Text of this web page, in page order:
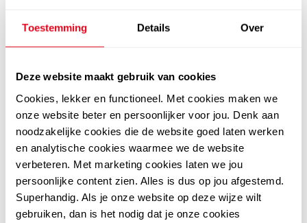
Toestemming Details Over
Deze website maakt gebruik van cookies
Cookies, lekker en functioneel. Met cookies maken we
onze website beter en persoonlijker voor jou. Denk aan
noodzakelijke cookies die de website goed laten werken
en analytische cookies waarmee we de website
verbeteren. Met marketing cookies laten we jou
persoonlijke content zien. Alles is dus op jou afgestemd.
Superhandig. Als je onze website op deze wijze wilt
gebruiken, dan is het nodig dat je onze cookies
Puma Phase gymtas
zwart 6 liter
9
liter
sale sale